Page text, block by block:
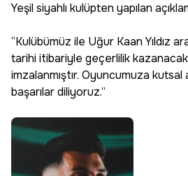
Yeşil siyahlı kulüpten yapılan
“Kulübümüz ile Uğur Kaan Yıldız
tarihi itibariyle geçerlilik kazanacak
imzalanmıştır. Oyuncumuza kutsal
başarılar diliyoruz.”